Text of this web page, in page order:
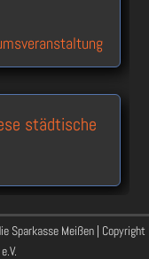
städtische
Sparkasse Meißen | Copyright